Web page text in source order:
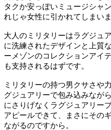
タクか安っぽいミュージシャ
れじゃ女性に引かれてしまいま
大人のミリタリーはラグジュ
に洗練されたデザインと上質
ーメゾンのコレクションアイ
も支持されるはずです。
ミリタリーの持つ男クサさや
グジュアリーで包み込みなが
にさりげなくラグジュアリー
アピールできて、まさにその
ながるのですから。